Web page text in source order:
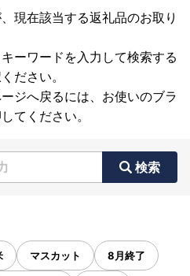
現在該当する返礼品のお取り
ーワードを入力して検索する
ださい。
ジへ戻るには、お使いのブラ
てください。
検索
マスカット 8月終了